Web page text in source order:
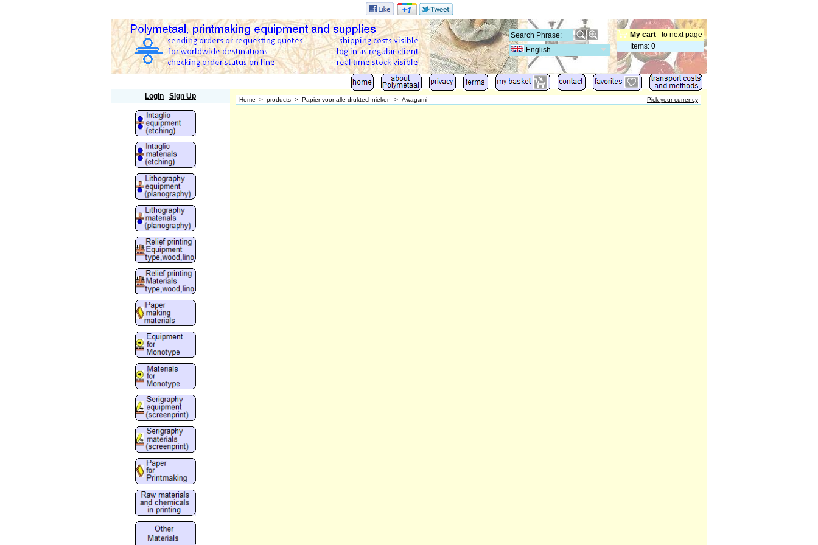
to next page
My cart
Items: 0
English
Login Sign Up Home > products > Papier voor alle druktechnieken > Awagami Pick your currency